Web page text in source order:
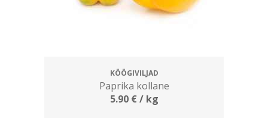
KÖÖGIVILJAD
Paprika kollane
5.90 €/ kg